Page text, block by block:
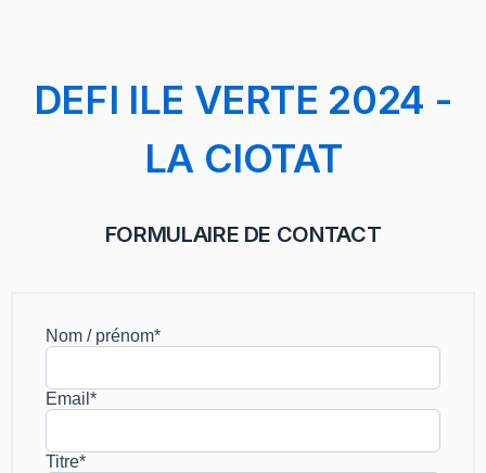
DEFI ILE VERTE 2024 -
LA CIOTAT
FORMULAIRE DE CONTACT
Nom / prénom*
Email*
Titre*